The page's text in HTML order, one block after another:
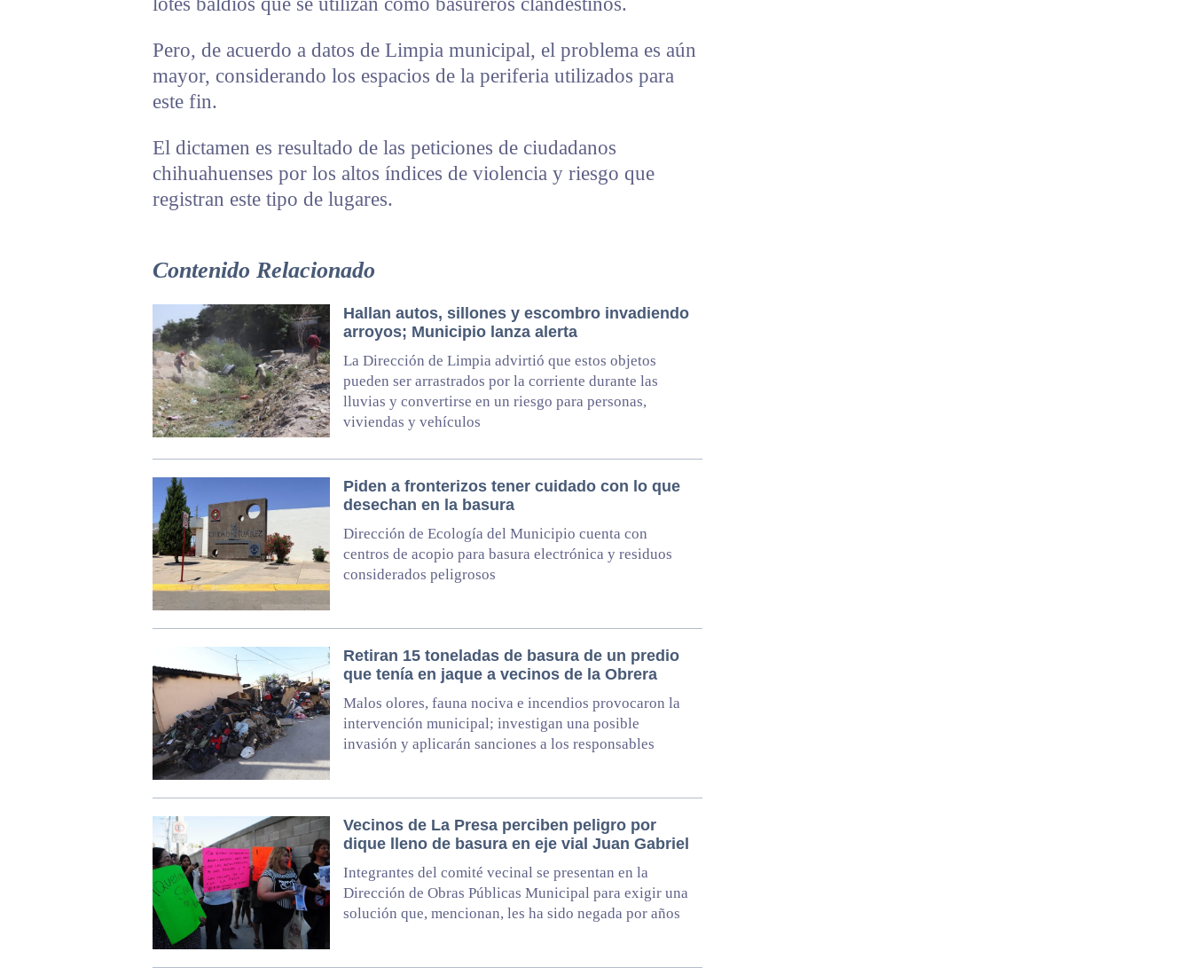
Pero, de acuerdo a datos de Limpia municipal, el problema es aún
mayor, considerando los espacios de la periferia utilizados para
este fin.
El dictamen es resultado de las peticiones de ciudadanos
chihuahuenses por los altos índices de violencia y riesgo que
registran este tipo de lugares.
Contenido Relacionado
Hallan autos, sillones y escombro invadiendo
arroyos; Municipio lanza alerta
La Dirección de Limpia advirtió que estos objetos
pueden ser arrastrados por la corriente durante las
lluvias y convertirse en un riesgo para personas,
viviendas y vehículos
Piden a fronterizos tener cuidado con lo que
desechan en la basura
Dirección de Ecología del Municipio cuenta con
centros de acopio para basura electrónica y residuos
considerados peligrosos
Retiran 15 toneladas de basura de un predio
que tenía en jaque a vecinos de la Obrera
Malos olores, fauna nociva e incendios provocaron la
intervención municipal; investigan una posible
invasión y aplicarán sanciones a los responsables
Vecinos de La Presa perciben peligro por
dique lleno de basura en eje vial Juan Gabriel
Integrantes del comité vecinal se presentan en la
Dirección de Obras Públicas Municipal para exigir una
solución que, mencionan, les ha sido negada por años